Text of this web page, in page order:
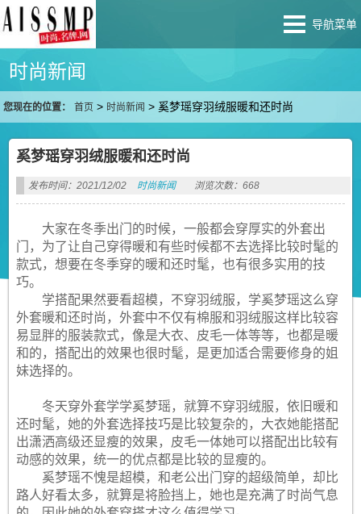
导航菜单
时尚新闻
您现在的位置： 首页 > 时尚新闻 >奚梦瑶穿羽绒服暖和还时尚
奚梦瑶穿羽绒服暖和还时尚
发布时间：2021/12/02 时尚新闻 浏览次数：668
大家在冬季出门的时候，一般都会穿厚实的外套出
门，为了让自己穿得暖和有些时候都不去选择比较时髦的
款式，想要在冬季穿的暖和还时髦，也有很多实用的技
巧。
学搭配果然要看超模，不穿羽绒服，学奚梦瑶这么穿
外套暖和还时尚，外套中不仅有棉服和羽绒服这样比较容
易显胖的服装款式，像是大衣、皮毛一体等等，也都是暖
和的，搭配出的效果也很时髦，是更加适合需要修身的姐
妹选择的。
冬天穿外套学学奚梦瑶，就算不穿羽绒服，依旧暖和
还时髦，她的外套选择技巧是比较复杂的，大衣她能搭配
出潇洒高级还显瘦的效果，皮毛一体她可以搭配出比较有
动感的效果，统一的优点都是比较的显瘦的。
奚梦瑶不愧是超模，和老公出门穿的超级简单，却比
路人好看太多，就算是将脸挡上，她也是充满了时尚气息